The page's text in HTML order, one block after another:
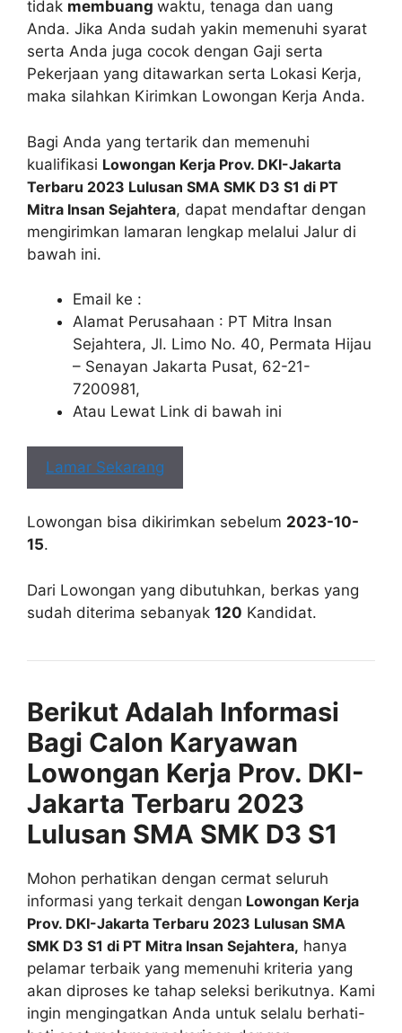
tidak membuang waktu, tenaga dan uang
Anda. Jika Anda sudah yakin memenuhi syarat
serta Anda juga cocok dengan Gaji serta
Pekerjaan yang ditawarkan serta Lokasi Kerja,
maka silahkan Kirimkan Lowongan Kerja Anda.
Bagi Anda yang tertarik dan memenuhi
kualifikasi Lowongan Kerja Prov. DKI-Jakarta
Terbaru 2023 Lulusan SMA SMK D3 S1 di PT
Mitra Insan Sejahtera, dapat mendaftar dengan
mengirimkan lamaran lengkap melalui Jalur di
bawah ini.
Email ke :
Alamat Perusahaan : PT Mitra Insan
Sejahtera, Jl. Limo No. 40, Permata Hijau
– Senayan Jakarta Pusat, 62-21-
7200981,
Atau Lewat Link di bawah ini
Lamar Sekarang
Lowongan bisa dikirimkan sebelum 2023-10-
15.
Dari Lowongan yang dibutuhkan, berkas yang
sudah diterima sebanyak 120 Kandidat.
Berikut Adalah Informasi
Bagi Calon Karyawan
Lowongan Kerja Prov. DKI-
Jakarta Terbaru 2023
Lulusan SMA SMK D3 S1
Mohon perhatikan dengan cermat seluruh
informasi yang terkait dengan Lowongan Kerja
Prov. DKI-Jakarta Terbaru 2023 Lulusan SMA
SMK D3 S1 di PT Mitra Insan Sejahtera, hanya
pelamar terbaik yang memenuhi kriteria yang
akan diproses ke tahap seleksi berikutnya. Kami
ingin mengingatkan Anda untuk selalu berhati-